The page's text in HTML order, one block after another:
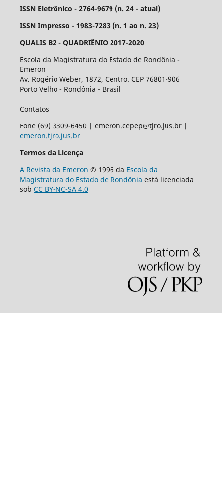
ISSN Eletrônico - 2764-9679 (n. 24 - atual)
ISSN Impresso - 1983-7283 (n. 1 ao n. 23)
QUALIS B2 - QUADRIÊNIO 2017-2020
Escola da Magistratura do Estado de Rondônia -
Emeron
Av. Rogério Weber, 1872, Centro. CEP 76801-906
Porto Velho - Rondônia - Brasil
Contatos
Fone (69) 3309-6450 | emeron.cepep@tjro.jus.br |
emeron.tjro.jus.br
Termos da Licença
A Revista da Emeron © 1996 da Escola da
Magistratura do Estado de Rondônia está licenciada
sob CC BY-NC-SA 4.0